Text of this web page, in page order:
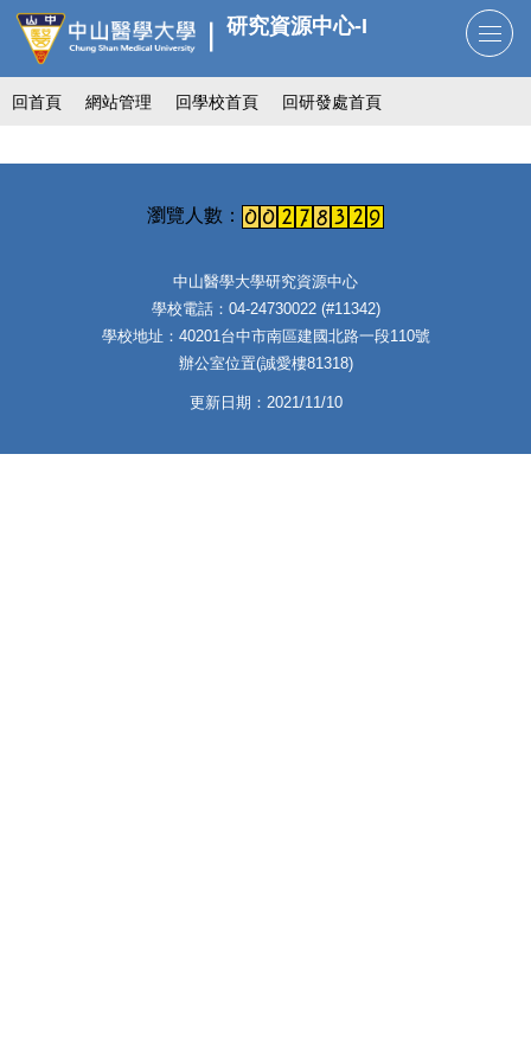
跳
到
主
要
容
研究資源中心-I
回首頁 網站管理 回學校首頁 回研發處首頁
中山醫學大學研究資源中心
學校電話：04-24730022 (#11342)
學校地址：40201台中市南區建國北路一段110號
辦公室位置(誠愛樓81318)
更新日期：2021/11/10